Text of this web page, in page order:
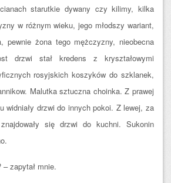
starutkie dywany czy kilimy, kilka
w różnym wieku, jego młodszy wariant,
pewnie żona tego mężczyzny, nieobecna
drzwi stał kredens z kryształowymi
rosyjskich koszyków do szklanek,
Malutka sztuczna choinka. Z prawej
widniały drzwi do innych pokoi. Z lewej, za
się drzwi do kuchni. Sukonin
zapytał mnie.